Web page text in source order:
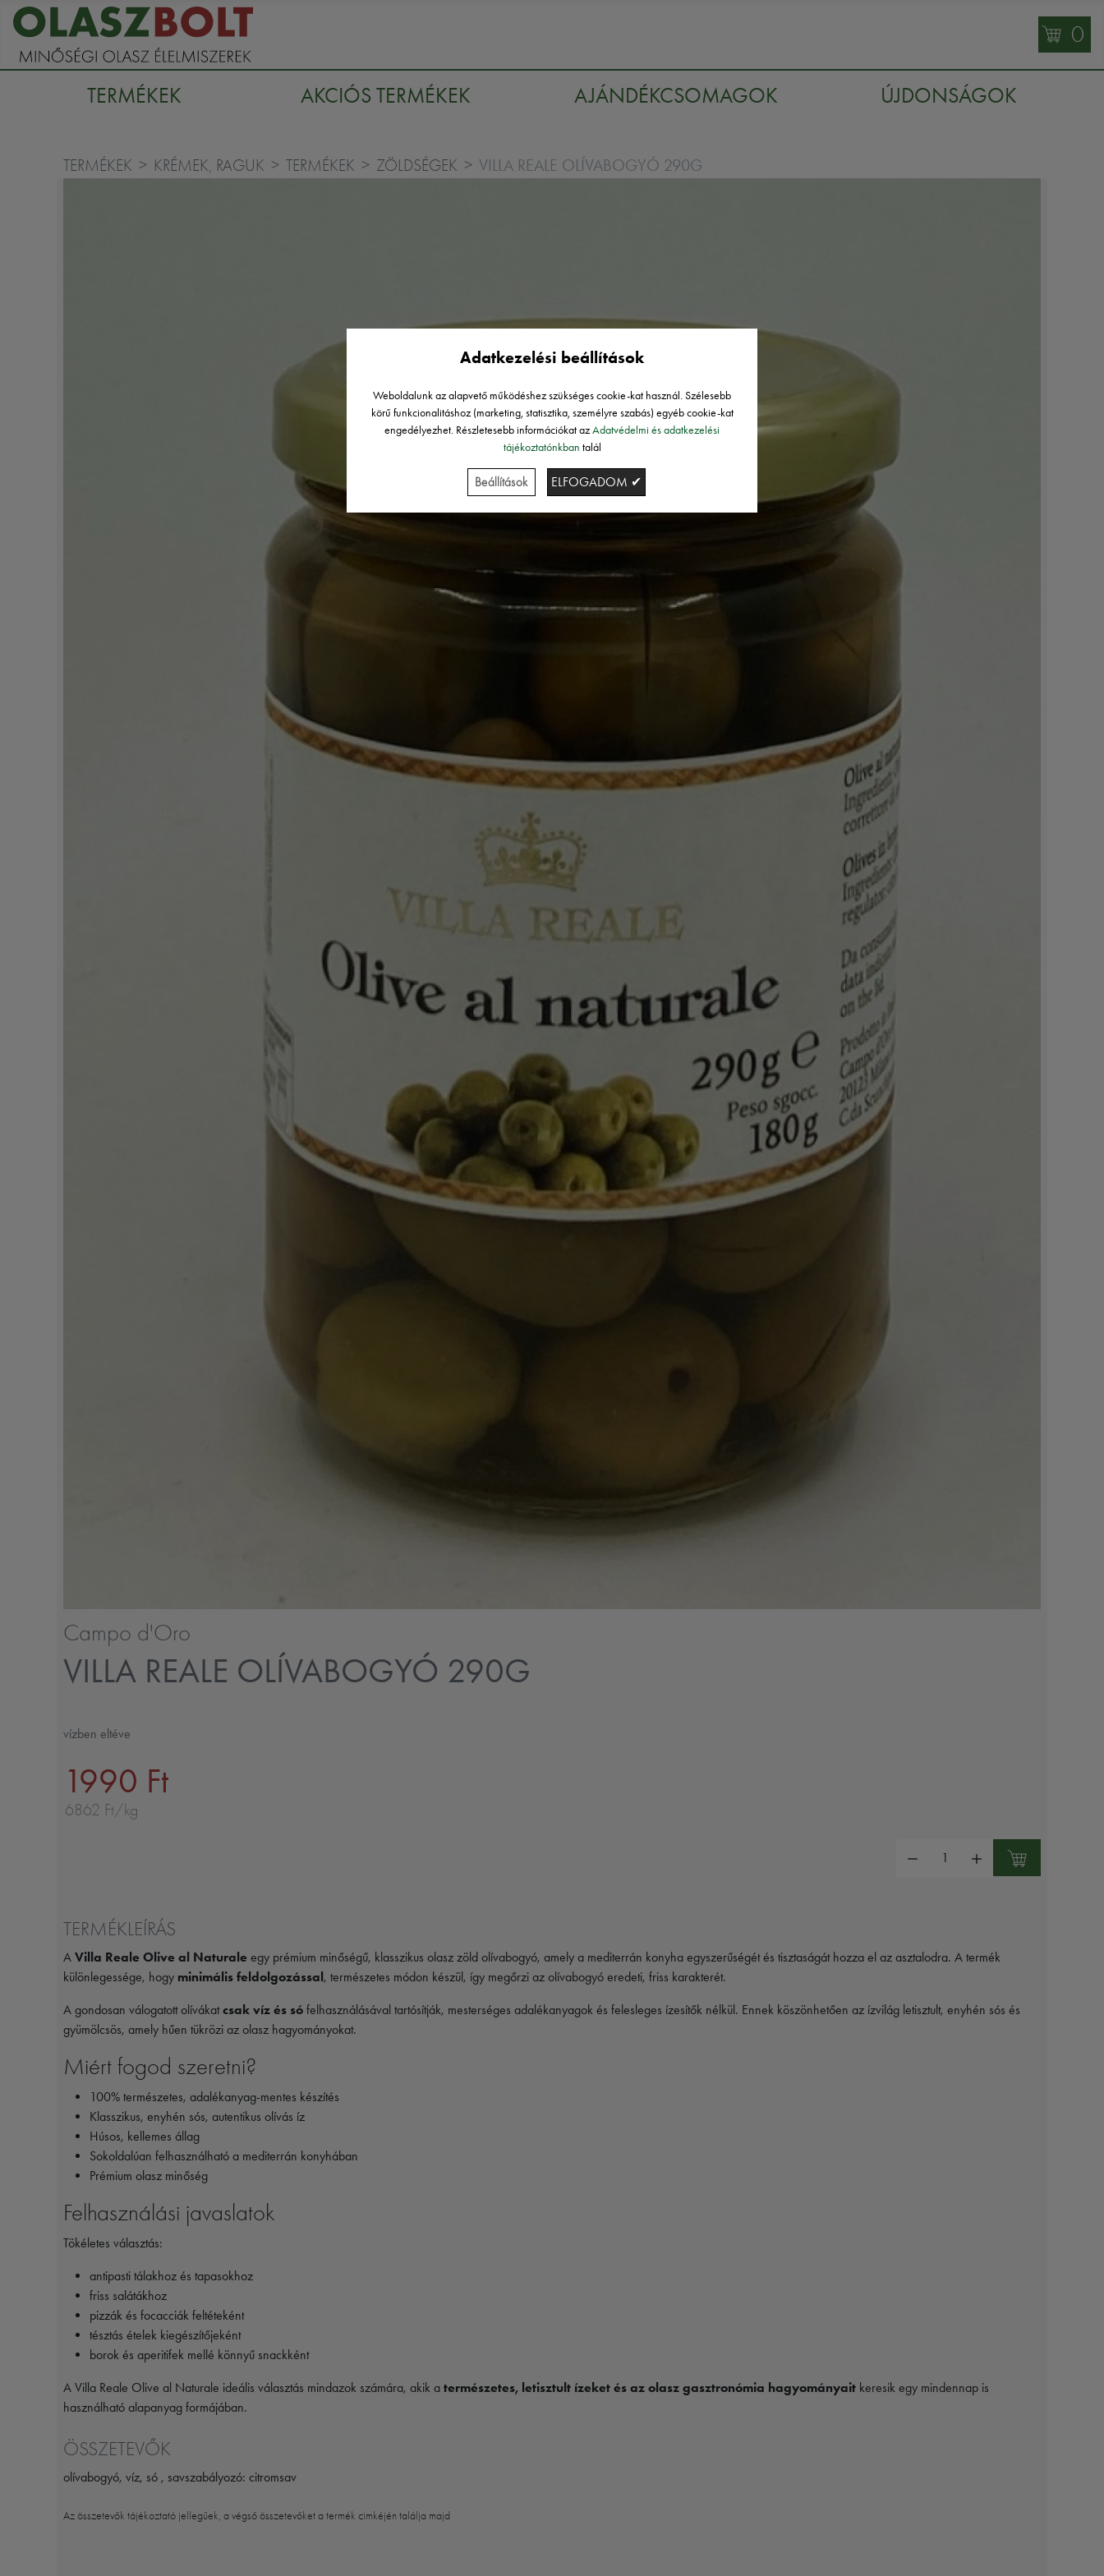
0
TERMÉKEK AKCIÓS TERMÉKEK AJÁNDÉKCSOMAGOK ÚJDONSÁGOK
TERMÉKEK KRÉMEK, RAGUK TERMÉKEK ZÖLDSÉGEK VILLA REALE OLÍVABOGYÓ 290G
Campo d'Oro
VILLA REALE OLÍVABOGYÓ 290G
vízben eltéve
1990 Ft
6862 Ft/kg
TERMÉKLEÍRÁS
A Villa Reale Olive al Naturale egy prémium minőségű, klasszikus olasz zöld olívabogyó, amely a mediterrán konyha egyszerűségét és tisztaságát hozza el az asztalodra. A termék
különlegessége, hogy minimális feldolgozással, természetes módon készül, így megőrzi az olívabogyó eredeti, friss karakterét.
A gondosan válogatott olívákatcsak víz és só felhasználásával tartósítják, mesterséges adalékanyagok és felesleges ízesítők nélkül. Ennek köszönhetően az ízvilág letisztult, enyhén sós és
gyümölcsös, amely hűen tükrözi az olasz hagyományokat.
Miért fogod szeretni?
100% természetes, adalékanyag-mentes készítés
Klasszikus, enyhén sós, autentikus olívás íz
Húsos, kellemes állag
Sokoldalúan felhasználható a mediterrán konyhában
Prémium olasz minőség
Felhasználási javaslatok
Tökéletes választás:
antipasti tálakhoz és tapasokhoz
friss salátákhoz
pizzák és focacciák feltéteként
tésztás ételek kiegészítőjeként
borok és aperitifek mellé könnyű snackként
A Villa Reale Olive al Naturale ideális választás mindazok számára, akik a természetes, letisztult ízeket és az olasz gasztronómia hagyományait keresik egy mindennap is
használható alapanyag formájában.
ÖSSZETEVŐK
olívabogyó, víz, só , savszabályozó: citromsav
Az összetevők tájékoztató jellegűek, a végső összetevőket a termék cimkéjén találja majd
Adatkezelési beállítások
Weboldalunk az alapvető működéshez szükséges cookie-kat használ. Szélesebb
körű funkcionalitáshoz (marketing, statisztika, személyre szabás) egyéb cookie-kat
engedélyezhet. Részletesebb információkat azAdatvédelmi és adatkezelési
tájékoztatónkban talál
Beállítások ELFOGADOM ✔